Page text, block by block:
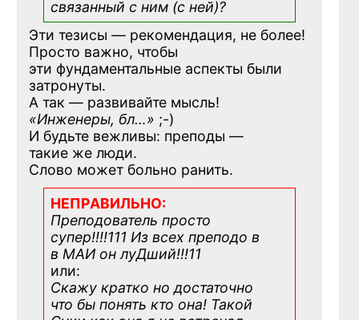
связанный с ним (с ней)?
Эти тезисы — рекомендация, не более!
Просто важно, чтобы
эти фундаментальные аспекты были
затронуты.
А так — развивайте мысль!
«Инженеры, бл…» ;-)
И будьте вежливы: преподы —
такие же люди.
Слово может больно ранить.
НЕПРАВИЛЬНО:
Преподователь просто
супер!!!!111 Из всех преподо в
в МАИ он луДший!!!11
или:
Скажу кратко но достаточно
что бы понять кто она! Такой